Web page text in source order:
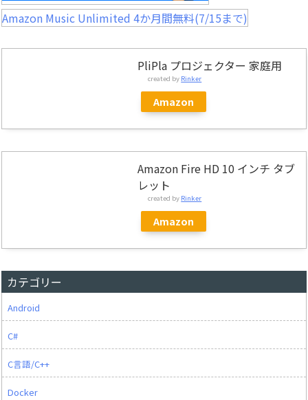
Amazon Music Unlimited 4か月間無料(7/15まで)
PliPla プロジェクター 家庭用
created by Rinker
Amazon
Amazon Fire HD 10 インチ タブ
レット
created by Rinker
Amazon
カテゴリー
Android
C#
C言語/C++
Docker